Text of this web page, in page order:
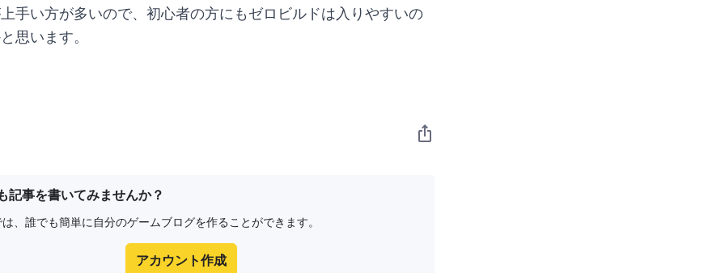
手い方が多いので、初心者の方にもゼロビルドは入りやすいの
思います。
記事を書いてみませんか？
、誰でも簡単に自分のゲームブログを作ることができます。
アカウント作成